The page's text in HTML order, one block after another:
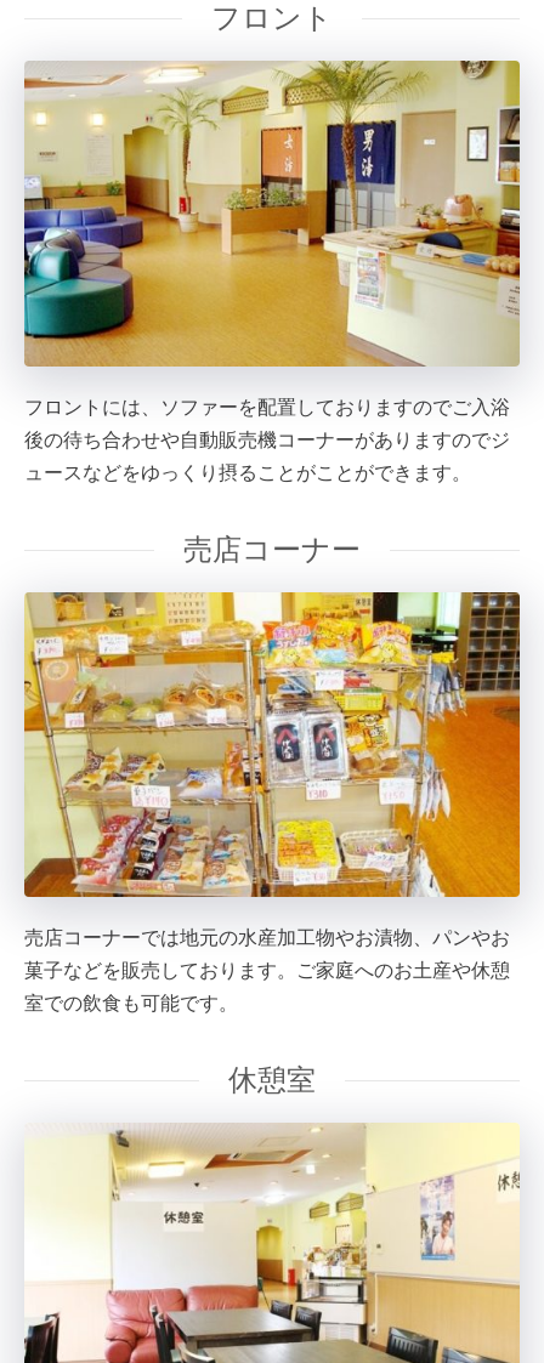
フロント
フロントには、ソファーを配置しておりますのでご入浴
後の待ち合わせや自動販売機コーナーがありますのでジ
ュースなどをゆっくり摂ることがことができます。
売店コーナー
売店コーナーでは地元の水産加工物やお漬物、パンやお
菓子などを販売しております。ご家庭へのお土産や休憩
室での飲食も可能です。
休憩室